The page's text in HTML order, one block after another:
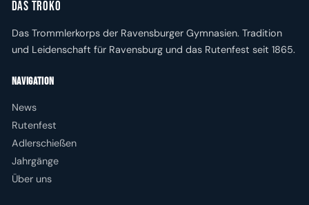
Das Troko
Das Trommlerkorps der Ravensburger Gymnasien. Tradition
und Leidenschaft für Ravensburg und das Rutenfest seit 1865.
Navigation
News
Rutenfest
Adlerschießen
Jahrgänge
Über uns